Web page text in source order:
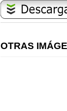
OTRAS